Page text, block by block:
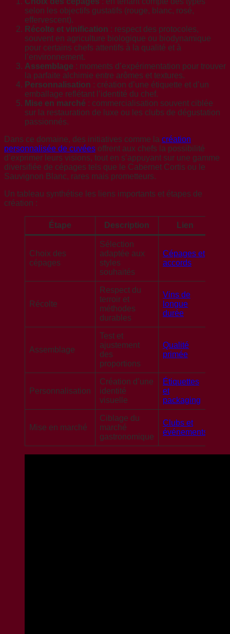
selon les objectifs gustatifs (rouge, blanc, rosé,
effervescent).
Récolte et vinification : respect des protocoles,
souvent en agriculture biologique ou biodynamique
pour certains chefs attentifs à la qualité et à
l’environnement.
Assemblage : moments d’expérimentation pour trouver
la parfaite alchimie entre arômes et textures.
Personnalisation : création d’une étiquette et d’un
emballage reflétant l’identité du chef.
Mise en marché : commercialisation souvent ciblée
sur la restauration de luxe ou les clubs de dégustation
passionnés.
Dans ce domaine, des initiatives comme la création
personnalisée de cuvées offrent aux chefs la possibilité
d’exprimer leurs visions, tout en s’appuyant sur une gamme
diversifiée de cépages tels que le Cabernet Cortis ou le
Sauvignon Blanc, rares mais prometteurs.
Un tableau synthétise les liens importants et étapes de
création :
Étape Description Lien
Choix des
cépages
Sélection
adaptée aux
styles
souhaités
Cépages et
accords
Récolte
Respect du
terroir et
méthodes
durables
Vins de
longue
durée
Assemblage
Test et
ajustement
des
proportions
Qualité
primée
Personnalisation
Création d’une
identité
visuelle
Étiquettes
et
packaging
Mise en marché
Ciblage du
marché
gastronomique
Clubs et
événements